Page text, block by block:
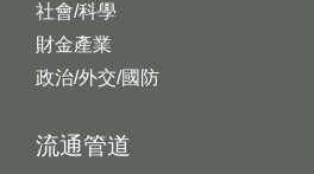
社會/科學
財金產業
政治/外交/國防
流通管道